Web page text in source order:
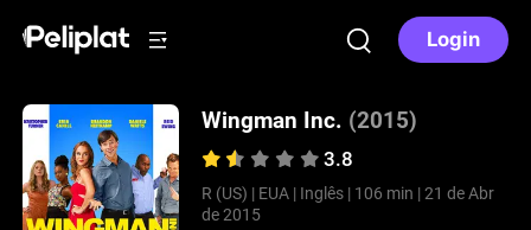
Login
Wingman Inc. (2015)
3.8
R (US) | EUA | Inglês | 106 min | 21 de Abr
de 2015